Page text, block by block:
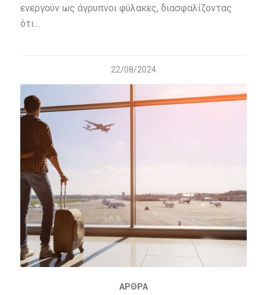
ενεργούν ως άγρυπνοι φύλακες, διασφαλίζοντας
ότι...
22/08/2024
ΆΡΘΡΑ